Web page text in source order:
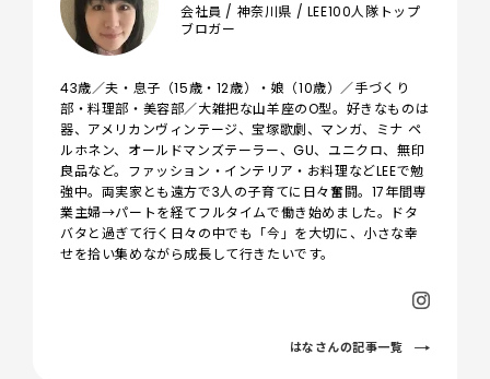
会社員 / 神奈川県 / LEE100人隊トップ
ブロガー
43歳／夫・息子（15歳・12歳）・娘（10歳）／手づくり
部・料理部・美容部／大雑把な山羊座のO型。好きなものは
器、アメリカンヴィンテージ、宝塚歌劇、マンガ、ミナ ペ
ルホネン、オールドマンズテーラー、GU、ユニクロ、無印
良品など。ファッション・インテリア・お料理などLEEで勉
強中。両実家とも遠方で3人の子育てに日々奮闘。17年間専
業主婦→パートを経てフルタイムで働き始めました。ドタ
バタと過ぎて行く日々の中でも「今」を大切に、小さな幸
せを拾い集めながら成長して行きたいです。
はなさんの記事一覧